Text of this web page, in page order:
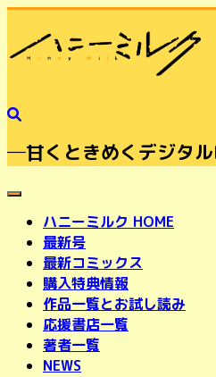
─甘くときめくデジタ
toggle navigation
ハニーミルク HOME
最新号
最新コミックス
購入特典情報
作品一覧とお試し読み
応援書店一覧
著者一覧
NEWS